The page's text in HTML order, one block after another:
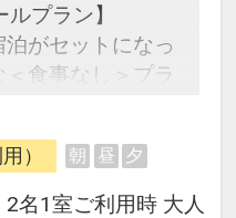
ルプラン】
がセットになっ
食事なし＞プラ
由に組み合わせ
パッケージだか
ちろん周遊旅行
） 朝 昼 夕
2名1室ご利用時 大人